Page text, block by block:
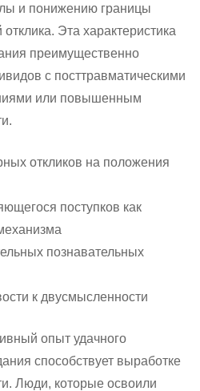
и понижению границы
Эта характеристика
преимущественно
с посттравматическими
или повышенным
откликов на положения
поступков как
познавательных
к двусмысленности
опыт удачного
способствует выработке
Люди, которые освоили